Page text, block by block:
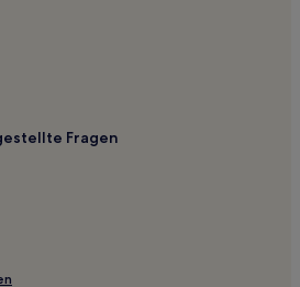
Art
Station
Targówek Mieszkaniowy
Okęcie Station
Marymont-Potok 05
Praga
Ursus
Fragen